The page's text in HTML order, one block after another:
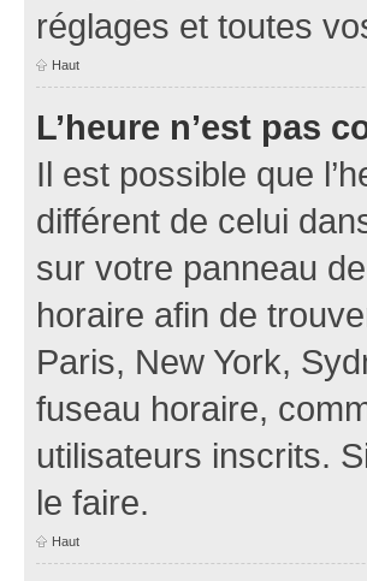
réglages et toutes
Haut
L’heure n’est pas
Il est possible que
différent de celui
sur votre panneau
horaire afin de
Paris, New York,
fuseau horaire,
utilisateurs inscrits.
le faire.
Haut